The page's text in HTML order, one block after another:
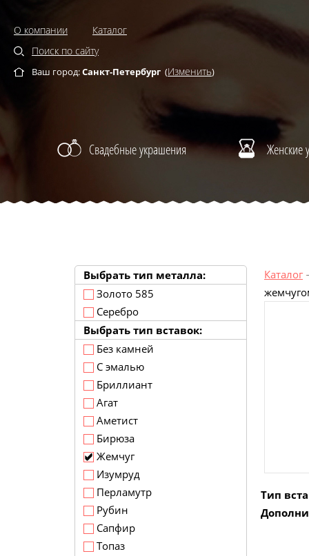
О компании
Каталог
Поиск по сайту
Ваш город:Санкт-Петербург (Изменить)
Свадебные украшения Женские
Выбрать тип металла:
Золото 585
Серебро
Выбрать тип вставок:
Без камней
С эмалью
Бриллиант
Агат
Аметист
Бирюза
Жемчуг
Изумруд
Перламутр
Рубин
Сапфир
Топаз
Каталог
Тип